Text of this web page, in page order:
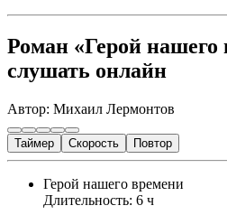
Роман «Герой нашего
слушать онлайн
Автор: Михаил Лермонтов
Таймер Скорость Повтор
Герой нашего времени
Длительность: 6 ч